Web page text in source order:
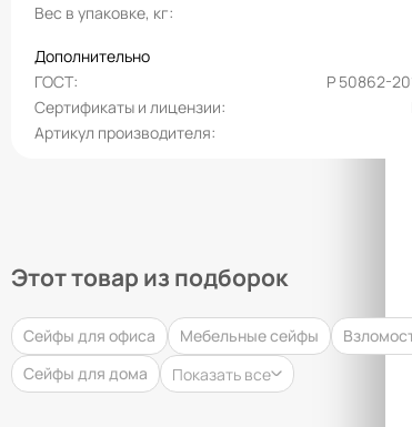
Вес в упаковке, кг
Дополнительно
ГОСТ
Р 50862-
Сертификаты и лицензии
Артикул производителя
Этот товар из подборок
Сейфы для офиса Мебельные сейфы
Сейфы для дома
Показать все